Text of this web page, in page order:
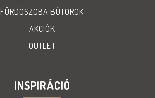
FÜRDÖSZOBA BÚTOROK
AKCIÓK
OUTLET
INSPIRÁCIÓ